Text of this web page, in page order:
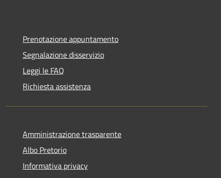
Prenotazione appuntamento
Segnalazione disservizio
Leggi le FAQ
Richiesta assistenza
Amministrazione trasparente
Albo Pretorio
Informativa privacy